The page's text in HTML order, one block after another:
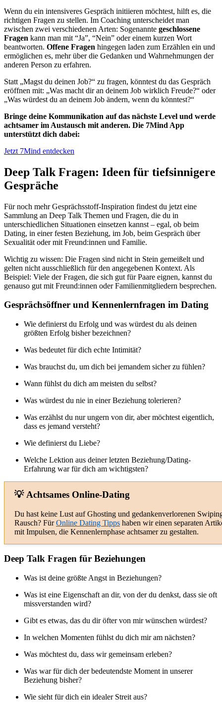
Wenn du ein intensiveres Gespräch initiieren möchtest, hilft es, die
richtigen Fragen zu stellen. Im Coaching unterscheidet man
zwischen zwei verschiedenen Arten: Sogenannte geschlossene
Fragen kann man mit “Ja”, “Nein” oder einem kurzen Wort
beantworten. Offene Fragen hingegen laden zum Erzählen ein und
ermöglichen es, mehr über die Gedanken und Wahrnehmungen der
anderen Person zu erfahren.
Statt „Magst du deinen Job?“ zu fragen, könntest du das Gespräch
eröffnen mit: „Was macht dir an deinem Job wirklich Freude?“ oder
„Was würdest du an deinem Job ändern, wenn du könntest?“
Bringe deine Kommunikation auf das nächste Level und werde
achtsamer im Austausch mit anderen. Die 7Mind App
unterstützt dich dabei:
Jetzt 7Mind entdecken
Deep Talk Fragen: Ideen für tiefsinnigere
Gespräche
Für noch mehr Gesprächsstoff-Inspiration findest du jetzt eine
Sammlung an Deep Talk Themen und Fragen, die du in
unterschiedlichen Situationen einsetzen kannst – egal, ob beim
Dating, in einer festen Beziehung, im Job, beim Gespräch über
Sexualität oder mit Freund:innen und Familie.
Wichtig zu wissen: Die Fragen sind nicht in Stein gemeißelt und
gelten nicht ausschließlich für den angegebenen Kontext. Als
Beispiel: Viele der Fragen, die sich gut für Paare eignen, kannst du
genauso gut mit Freund:innen oder Familienmitgliedern besprechen.
Gesprächsöffner und Kennenlernfragen im Dating
Wie definierst du Erfolg und was würdest du als deinen
größten Erfolg bisher bezeichnen?
Was bedeutet für dich echte Intimität?
Was brauchst du, um dich bei jemandem sicher zu fühlen?
Wann fühlst du dich am meisten du selbst?
Was würdest du nie in einer Beziehung tolerieren?
Was erzählst du nur ungern von dir, aber möchtest eigentlich,
dass es jemand versteht?
Wie definierst du Liebe?
Welche Lektion aus deiner letzten Beziehung/Dating-
Erfahrung war für dich am wichtigsten?
💡 Achtsames Online-Dating
Du hast keine Lust auf Ghosting und gedankenverlorenen
Rausch? FürOnline Dating Tipps haben wir einen separaten
mit Impulsen, die Kennenlernphase achtsamer zu gestalten.
Deep Talk Fragen für Beziehungen
Was ist deine größte Angst in Beziehungen?
Was ist eine Eigenschaft an dir, von der du denkst, dass sie oft
missverstanden wird?
Gibt es etwas, das du dir öfter von mir wünschen würdest?
In welchen Momenten fühlst du dich mir am nächsten?
Was möchtest du, dass wir gemeinsam erleben?
Was war für dich der bedeutendste Moment in unserer
Beziehung bisher?
Wie sieht für dich ein idealer Streit aus?